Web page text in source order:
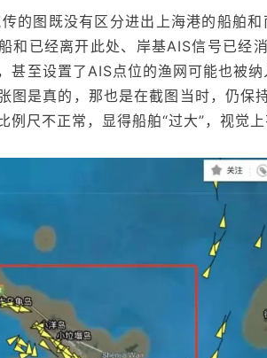
的图既没有区分进出上海港的船舶
和已经离开此处、岸基AIS信号已经
甚至设置了AIS点位的渔网可能也被
图是真的，那也是在截图当时，仍保
例尺不正常，显得船舶“过大”，视觉上